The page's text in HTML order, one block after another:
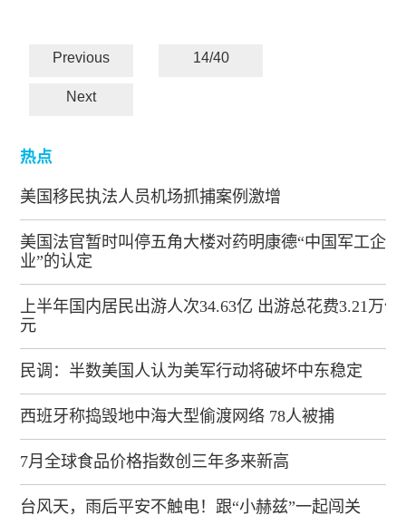
Previous 14/40
Next
热点
美国移民执法人员机场抓捕案例激增
美国法官暂时叫停五角大楼对药明康德“中国军工企
业”的认定
上半年国内居民出游人次34.63亿 出游总花费3.21万亿
元
民调：半数美国人认为美军行动将破坏中东稳定
西班牙称捣毁地中海大型偷渡网络 78人被捕
7月全球食品价格指数创三年多来新高
台风天，雨后平安不触电！跟“小赫兹”一起闯关